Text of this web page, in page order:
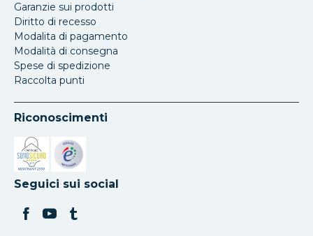
Garanzie sui prodotti
Diritto di recesso
Modalita di pagamento
Modalità di consegna
Spese di spedizione
Raccolta punti
Riconoscimenti
Si apre in una nuova scheda
Si apre in una nuova scheda
Seguici sui social